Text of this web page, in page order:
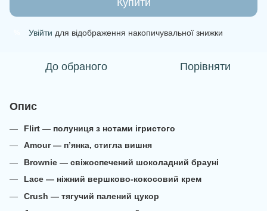
Купити
Увійти для відображення накопичувальної знижки
До обраного Порівняти
Опис
Flirt — полуниця з нотами ігристого
Amour — п’янка, стигла вишня
Brownie — свіжоспечений шоколадний брауні
Lace — ніжний вершково-кокосовий крем
Crush — тягучий палений цукор